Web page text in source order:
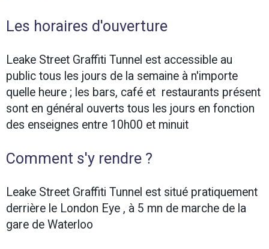
Les horaires d'ouverture
Leake Street Graffiti Tunnel est accessible au
public tous les jours de la semaine à n'importe
quelle heure ; les bars, café et restaurants présent
sont en général ouverts tous les jours en fonction
des enseignes entre 10h00 et minuit
Comment s'y rendre ?
Leake Street Graffiti Tunnel est situé pratiquement
derrière le London Eye , à 5 mn de marche de la
gare de Waterloo